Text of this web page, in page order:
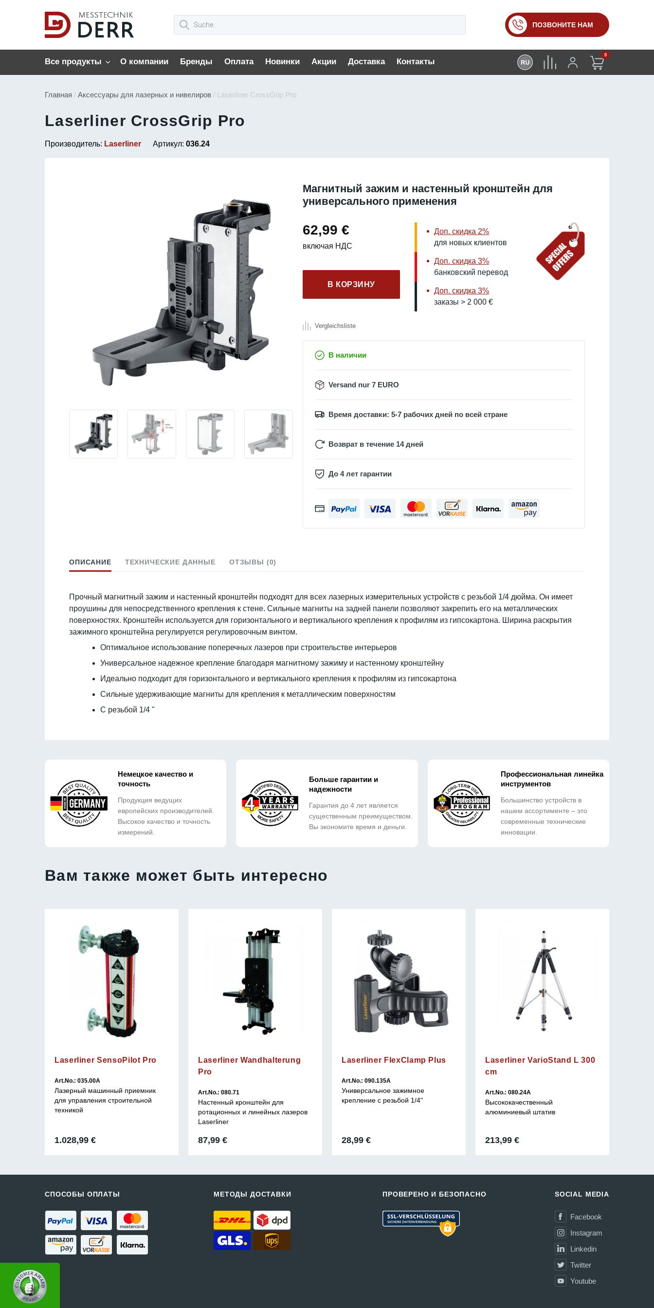
ПОЗВОНИТЕ НАМ
Все продукты О компании Бренды Оплата Новинки Акции Доставка Контакты
0
Главная / Аксессуары для лазерных и нивелиров / Laserliner CrossGrip Pro
Laserliner CrossGrip Pro
Производитель: Laserliner Артикул: 036.24
Магнитный зажим и настенный кронштейн для
универсального применения
62,99 €
включая НДС
В КОРЗИНУ
Доп. скидка 2%
для новых клиентов
Доп. скидка 3%
банковский перевод
Доп. скидка 3%
заказы > 2 000 €
Vergleichsliste
В наличии
Versand nur 7 EURO
Время доставки: 5-7 рабочих дней по всей стране
Возврат в течение 14 дней
До 4 лет гарантии
ОПИСАНИЕ ТЕХНИЧЕСКИЕ ДАННЫЕ ОТЗЫВЫ (0)
Прочный магнитный зажим и настенный кронштейн подходят для всех лазерных измерительных устройств с резьбой 1/4 дюйма. Он имеет
проушины для непосредственного крепления к стене. Сильные магниты на задней панели позволяют закрепить его на металлических
поверхностях. Кронштейн используется для горизонтального и вертикального крепления к профилям из гипсокартона. Ширина раскрытия
зажимного кронштейна регулируется регулировочным винтом.
Оптимальное использование поперечных лазеров при строительстве интерьеров
Универсальное надежное крепление благодаря магнитному зажиму и настенному кронштейну
Идеально подходит для горизонтального и вертикального крепления к профилям из гипсокартона
Сильные удерживающие магниты для крепления к металлическим поверхностям
С резьбой 1/4 "
Немецкое качество и
точность
Продукция ведущих
европейских производителей.
Высокое качество и точность
измерений.
Больше гарантии и
надежности
Гарантия до 4 лет является
существенным преимуществом.
Вы экономите время и деньги.
Профессиональная линейка
инструментов
Большинство устройств в
нашем ассортименте – это
современные технические
инновации.
Вам также может быть интересно
Laserliner SensoPilot Pro
Art.No.: 035.00A
Лазерный машинный приемник
для управления строительной
техникой
1.028,99 €
Laserliner Wandhalterung
Pro
Art.No.: 080.71
Настенный кронштейн для
ротационных и линейных лазеров
Laserliner
87,99 €
Laserliner FlexClamp Plus
Art.No.: 090.135A
Универсальное зажимное
крепление с резьбой 1/4"
28,99 €
Laserliner VarioStand L 300
cm
Art.No.: 080.24A
Высококачественный
алюминиевый штатив
213,99 €
СПОСОБЫ ОПЛАТЫ МЕТОДЫ ДОСТАВКИ ПРОВЕРЕНО И БЕЗОПАСНО SOCIAL MEDIA
Facebook
Instagram
Linkedin
Twitter
Youtube